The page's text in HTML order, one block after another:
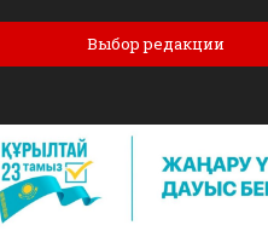
Выбор редакции